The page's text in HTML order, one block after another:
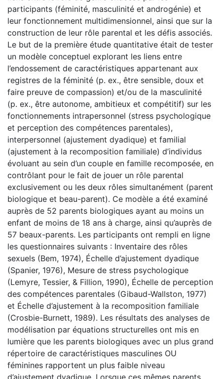
participants (féminité, masculinité et androgénie) et
leur fonctionnement multidimensionnel, ainsi que sur la
construction de leur rôle parental et les défis associés.
Le but de la première étude quantitative était de tester
un modèle conceptuel explorant les liens entre
l’endossement de caractéristiques appartenant aux
registres de la féminité (p. ex., être sensible, doux et
faire preuve de compassion) et/ou de la masculinité
(p. ex., être autonome, ambitieux et compétitif) sur les
fonctionnements intrapersonnel (stress psychologique
et perception des compétences parentales),
interpersonnel (ajustement dyadique) et familial
(ajustement à la recomposition familiale) d’individus
évoluant au sein d’un couple en famille recomposée, en
contrôlant pour le fait de jouer un rôle parental
exclusivement ou les deux rôles simultanément (parent
biologique et beau-parent). Ce modèle a été examiné
auprès de 52 parents biologiques ayant au moins un
enfant de moins de 18 ans à charge, ainsi qu’auprès de
57 beaux-parents. Les participants ont rempli en ligne
les questionnaires suivants : Inventaire des rôles
sexuels (Bem, 1974), Échelle d’ajustement dyadique
(Spanier, 1976), Mesure de stress psychologique
(Lemyre, Tessier, & Fillion, 1990), Échelle de perception
des compétences parentales (Gibaud-Wallston, 1977)
et Échelle d’ajustement à la recomposition familiale
(Crosbie-Burnett, 1989). Les résultats des analyses de
modélisation par équations structurelles ont mis en
lumière que les parents biologiques avec un plus grand
répertoire de caractéristiques masculines OU
féminines rapportent un plus faible niveau
d’ajustement dyadique. Lorsque ces mêmes parents